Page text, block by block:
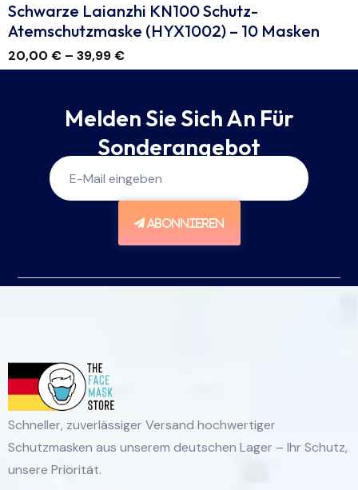
Schwarze Laianzhi KN100 Schutz-
Atemschutzmaske (HYX1002) – 10 Masken
20,00 € – 39,99€
Melden Sie Sich An Für
Sonderangebot
ABONNIEREN
Schneller, zuverlässiger Versand hochwertiger
Schutzmasken aus unserem deutschen Lager – Ihr Schutz,
unsere Priorität.